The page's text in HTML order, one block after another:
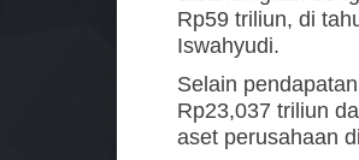
Rp59 triliun, di
Iswahyudi.
Selain
Rp23,037 triliun
aset perusahaan